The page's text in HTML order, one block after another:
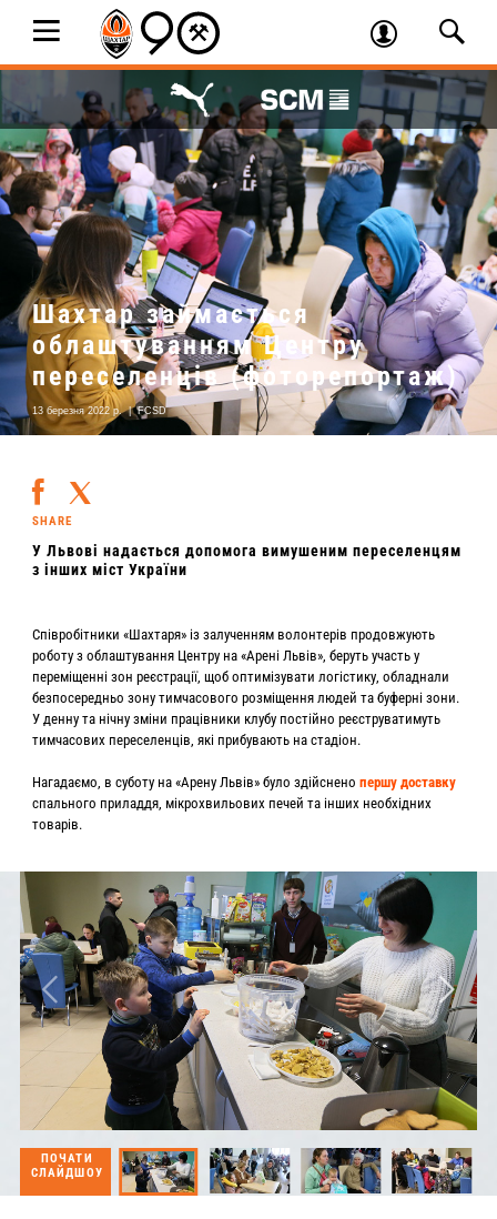
Шахтар займається
облаштуванням Центру
переселенців (фоторепортаж)
13 березня 2022 р. | FCSD
SHARE
У Львові надається допомога вимушеним переселенцям
з інших міст України
Співробітники «Шахтаря» із залученням волонтерів продовжують
роботу з облаштування Центру на «Арені Львів», беруть участь у
переміщенні зон реєстрації, щоб оптимізувати логістику, обладнали
безпосередньо зону тимчасового розміщення людей та буферні зони.
У денну та нічну зміни працівники клубу постійно реєструватимуть
тимчасових переселенців, які прибувають на стадіон.
Нагадаємо, в суботу на «Арену Львів» було здійсненопершу доставку
спального приладдя, мікрохвильових печей та інших необхідних
товарів.
ПОЧАТИ
СЛАЙДШОУ